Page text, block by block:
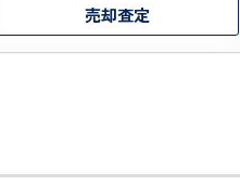
売却査定